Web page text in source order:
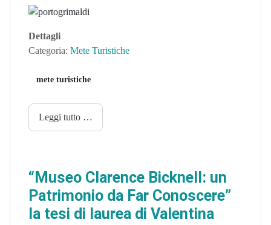
Dettagli
Categoria: Mete Turistiche
mete turistiche
Leggi tutto …
“Museo Clarence Bicknell: un
Patrimonio da Far Conoscere”
la tesi di laurea di Valentina